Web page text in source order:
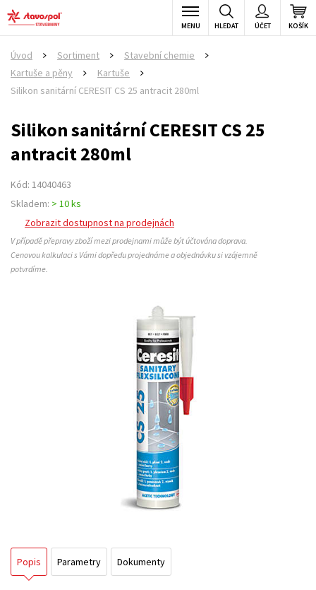
KOŠÍK
ÚČET
HLEDAT
MENU
Úvod Sortiment Stavební chemie
Kartuše a pěny
Kartuše
Silikon sanitární CERESIT CS 25 antracit 280ml
Silikon sanitární CERESIT CS 25
antracit 280ml
Kód: 14040463
Skladem: > 10 ks
Zobrazit dostupnost na prodejnách
V případě přepravy zboží mezi prodejnami může být účtována doprava.
Cenovou kalkulaci s Vámi dopředu projednáme a objednávku si vzájemně
potvrdíme.
Popis Parametry Dokumenty